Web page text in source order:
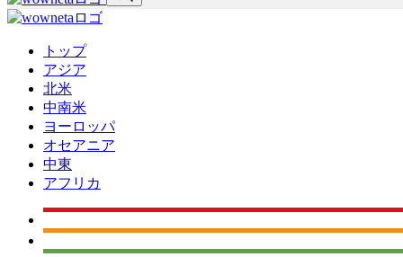
トップ
アジア
北米
中南米
ヨーロッパ
オセアニア
中東
アフリカ